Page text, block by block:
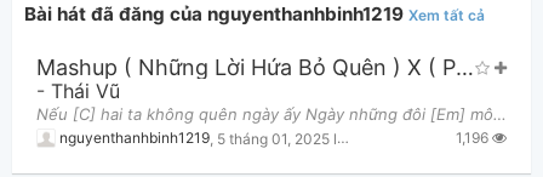
Bài hát đã đăng của nguyenthanhbinh1219 Xem tất cả
Mashup ( Những Lời Hứa Bỏ Quên ) X ( Phút Ban Đầu )
- Thái Vũ
Nếu [C] hai ta không quên ngày ấy Ngày những đôi [Em] môi trao nhau không lời Thì niềm [Am] đau c
nguyenthanhbinh1219 5 tháng 01, 2025 lúc 04:04pm 1,196